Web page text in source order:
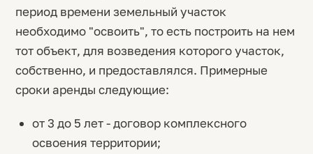
период времени земельный участок
необходимо "освоить", то есть построить на нем
тот объект, для возведения которого участок,
собственно, и предоставлялся. Примерные
сроки аренды следующие:
от 3 до 5 лет - договор комплексного
освоения территории;